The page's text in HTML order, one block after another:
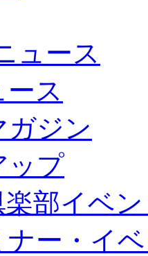
ュース
ス
ガジン
ップ
楽部イベ
ナー・イ